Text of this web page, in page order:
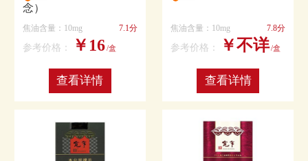
念）
焦油含量：10mg 7.1分
参考价格： ￥16/盒
查看详情
焦油含量：10mg 7.8分
参考价格： ￥不详/盒
查看详情